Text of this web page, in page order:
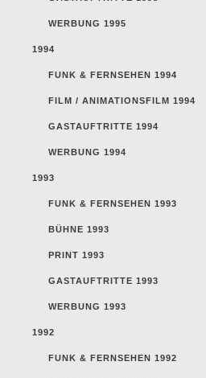
WERBUNG 1995
1994
FUNK & FERNSEHEN 1994
FILM / ANIMATIONSFILM 1994
GASTAUFTRITTE 1994
WERBUNG 1994
1993
FUNK & FERNSEHEN 1993
BÜHNE 1993
PRINT 1993
GASTAUFTRITTE 1993
WERBUNG 1993
1992
FUNK & FERNSEHEN 1992